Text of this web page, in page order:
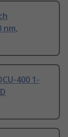
nm,
400 1-